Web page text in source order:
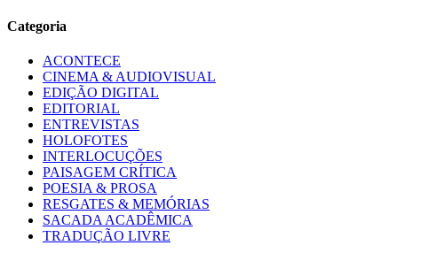
Categoria
ACONTECE
CINEMA & AUDIOVISUAL
EDIÇÃO DIGITAL
EDITORIAL
ENTREVISTAS
HOLOFOTES
INTERLOCUÇÕES
PAISAGEM CRÍTICA
POESIA & PROSA
RESGATES & MEMÓRIAS
SACADA ACADÊMICA
TRADUÇÃO LIVRE